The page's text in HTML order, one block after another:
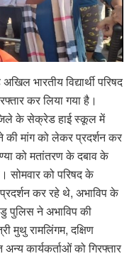
भारतीय विद्यार्थी परिषद
कर लिया गया है।
के सेक्रेड हाई स्कूल में
की मांग को लेकर प्रदर्शन कर
को मतांतरण के दबाव के
सोमवार को परिषद के
कर रहे थे, अभाविप के
पुलिस ने अभाविप की
मुथु रामलिंगम, दक्षिण
कार्यकर्ताओं को गिरफ्तार